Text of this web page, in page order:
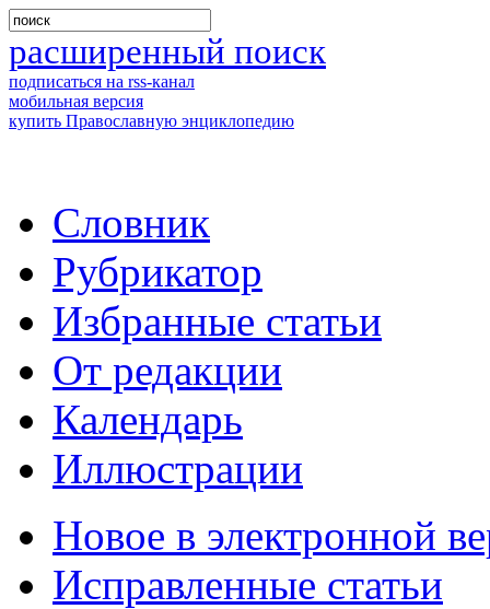
расширенный поиск
подписаться на rss-канал
мобильная версия
купить Православную энциклопедию
Словник
Рубрикатор
Избранные статьи
От редакции
Календарь
Иллюстрации
Новое в электронной
Исправленные статьи